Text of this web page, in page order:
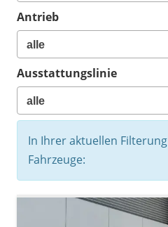
Antrieb
Ausstattungslinie
In Ihrer aktuellen
Fahrzeuge: